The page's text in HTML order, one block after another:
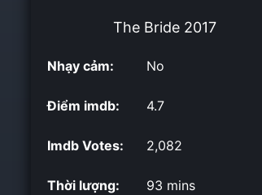
The Bride 2017
Nhạy cảm: No
Điểm imdb: 4.7
Imdb Votes: 2,082
Thời lượng: 93 mins